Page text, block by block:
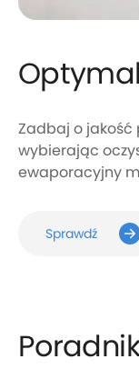
Zadbaj o jakość
wybierając
ewaporacyjny
Sprawdź